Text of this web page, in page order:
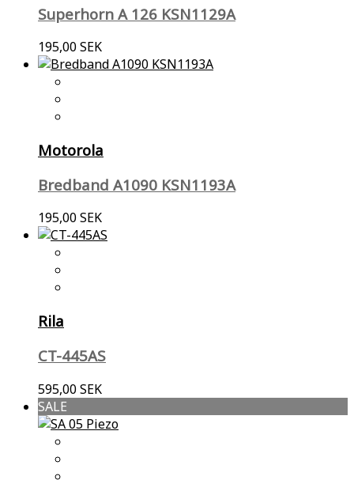
Superhorn A 126 KSN1129A
195,00 SEK
Motorola
Bredband A1090 KSN1193A
195,00 SEK
Rila
CT-445AS
595,00 SEK
SALE